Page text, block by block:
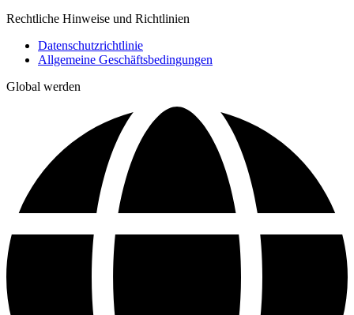
Rechtliche Hinweise und Richtlinien
Datenschutzrichtlinie
Allgemeine Geschäftsbedingungen
Global werden